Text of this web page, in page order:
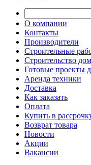
О компании
Контакты
Производители
Строительные
Строительство
Готовые проекты
Аренда техники
Доставка
Как заказать
Оплата
Купить в
Возврат товара
Новости
Акции
Вакансии